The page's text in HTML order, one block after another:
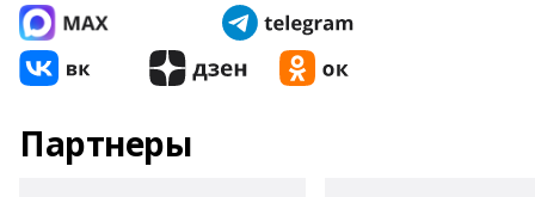
Партнеры